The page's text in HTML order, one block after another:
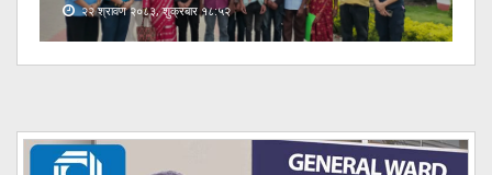
२२ श्रावण २०८३, शुक्रबार १८:५२